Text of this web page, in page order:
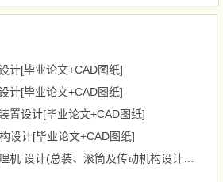
计[毕业论文+CAD图纸]
计[毕业论文+CAD图纸]
置设计[毕业论文+CAD图纸]
设计[毕业论文+CAD图纸]
(总装、滚筒及传动机构设计)[毕业论文+CAD图纸]